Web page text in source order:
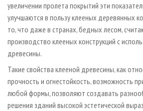
увеличении пролета покрытий эти
улучшаются в пользу клееных деревянных
то, что даже в странах, бедных лесом,
производство клееных конструкций с
древесины.
Такие свойства клееной древесины, как
прочность и огнестойкость, возможность
любой формы, позволяют создавать
решения зданий высокой эстетической